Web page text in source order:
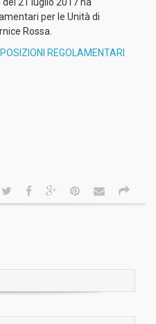
per le Unità di
Rossa.
REGOLAMENTARI